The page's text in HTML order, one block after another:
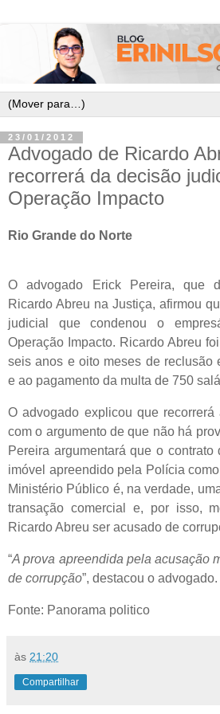
23/01/2012
Advogado de Ricardo
recorrerá da decisão
Operação Impacto
Rio Grande do Norte
O advogado Erick Pereira, que
Ricardo Abreu na Justiça, afirmou
judicial que condenou o
Operação Impacto. Ricardo Abreu
seis anos e oito meses de reclusão
e ao pagamento da multa de 750
O advogado explicou que
com o argumento de que não há
Pereira argumentará que o
imóvel apreendido pela Polícia
Ministério Público é, na verdade,
transação comercial e, por isso,
Ricardo Abreu ser acusado de
“A prova apreendida pela acusação
de corrupção”, destacou o advogado.
Fonte: Panorama politico
às 21:20
Compartilhar